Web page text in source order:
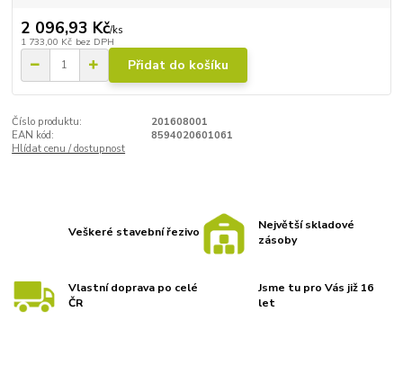
2 096,93 Kč/ks
1 733,00 Kč bez DPH
Přidat do košíku
Číslo produktu:
201608001
EAN kód:
8594020601061
Hlídat cenu / dostupnost
Veškeré stavební řezivo
Největší skladové
zásoby
Vlastní doprava po celé
ČR
Jsme tu pro Vás již 16
let